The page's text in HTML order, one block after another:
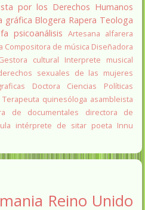
por los Derechos Humanos
gráfica Blogera Rapera Teologa
psicoanálisis Artesana alfarera
Compositora de música Diseñadora
cultural
Interprete musical
sexuales de las mujeres
Doctora Ciencias Políticas
Terapeuta quinesóloga asambleista
de documentales
directora de
intérprete de sitar poeta Innu
Reino Unido